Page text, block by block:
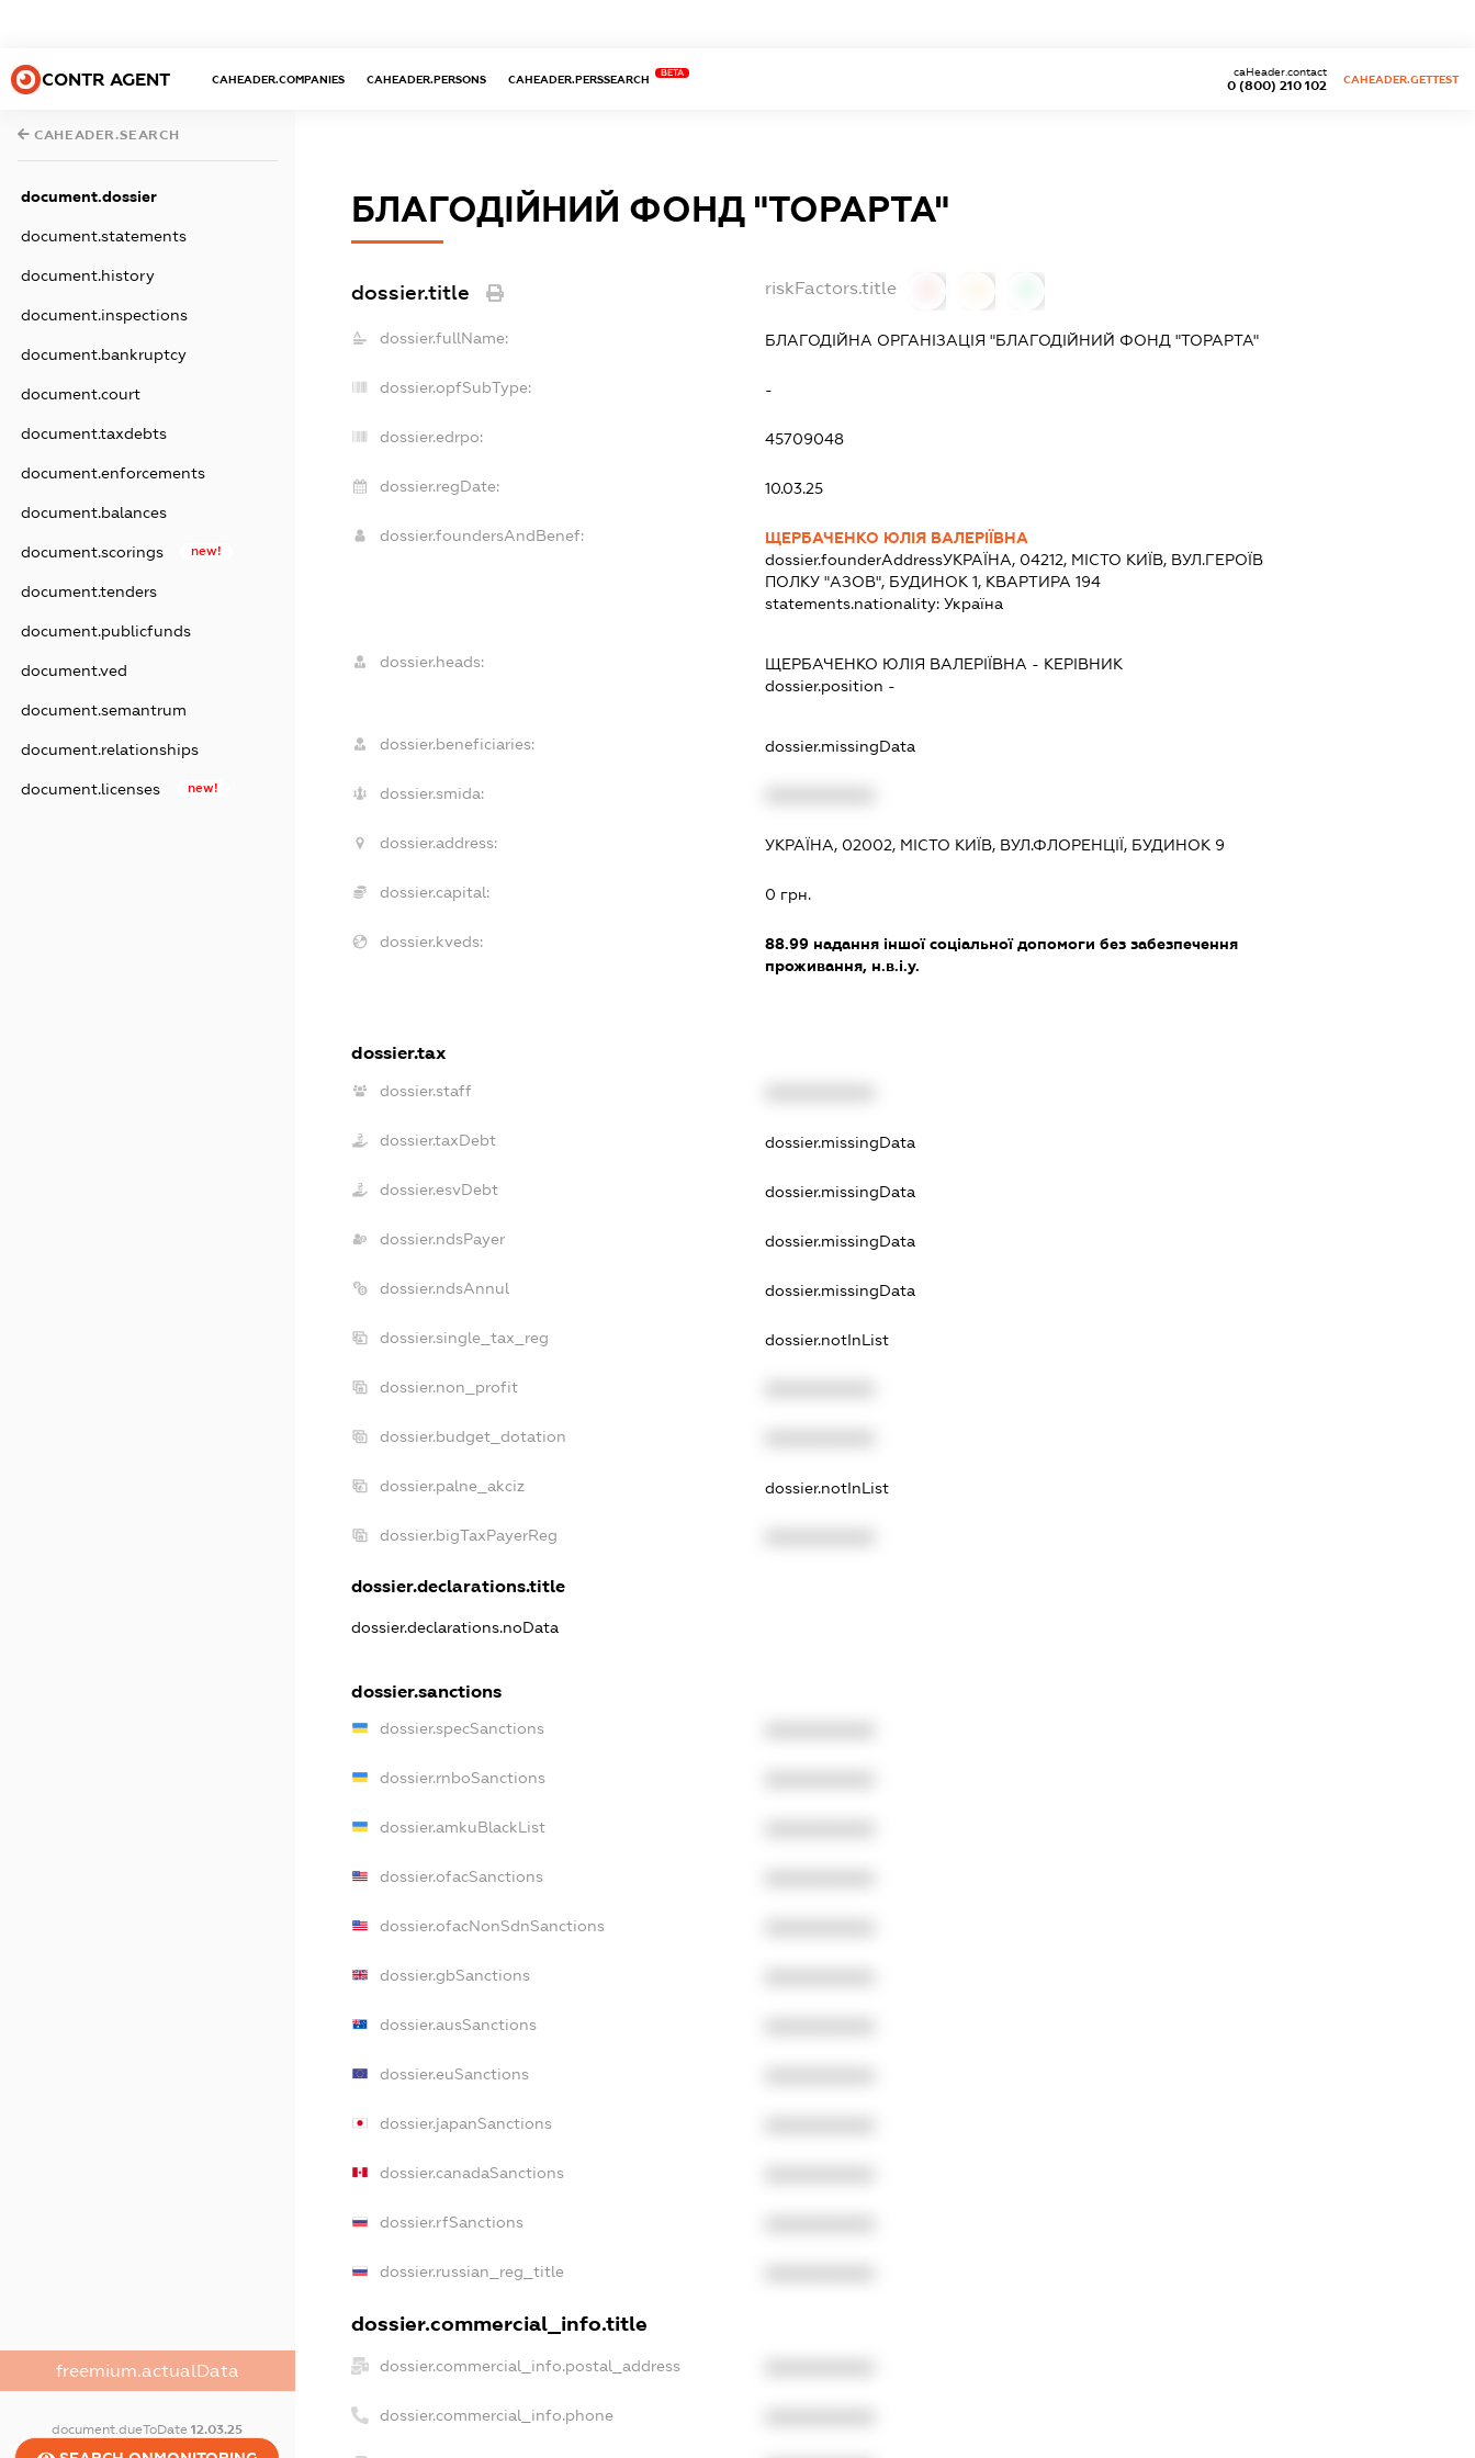
CONTR AGENT CAHEADER.COMPANIES CAHEADER.PERSONS CAHEADER.PERSSEARCH
BETA
0 (800) 210 102
caHeader.contact
CAHEADER.GETTEST
CAHEADER.SEARCH
document.dossier
document.statements
document.history
document.inspections
document.bankruptcy
document.court
document.taxdebts
document.enforcements
document.balances
document.scorings new!
document.tenders
document.publicfunds
document.ved
document.semantrum
document.relationships
document.licenses new!
freemium.actualData
document.dueToDate12.03.25
БЛАГОДІЙНИЙ ФОНД "ТОРАРТА"
dossier.title riskFactors.title
dossier.fullName: БЛАГОДІЙНА ОРГАНІЗАЦІЯ "БЛАГОДІЙНИЙ ФОНД "ТОРАРТА"
dossier.opfSubType: -
dossier.edrpo: 45709048
dossier.regDate: 10.03.25
dossier.foundersAndBenef:
ЩЕРБАЧЕНКО ЮЛІЯ ВАЛЕРІЇВНА
dossier.founderAddressУКРАЇНА, 04212, МІСТО КИЇВ, ВУЛ.ГЕРОЇВ
ПОЛКУ "АЗОВ", БУДИНОК 1, КВАРТИРА 194
statements.nationality:Україна
dossier.heads: ЩЕРБАЧЕНКО ЮЛІЯ ВАЛЕРІЇВНА - КЕРІВНИК
dossier.position -
dossier.beneficiaries: dossier.missingData
dossier.smida:
dossier.address: УКРАЇНА, 02002, МІСТО КИЇВ, ВУЛ.ФЛОРЕНЦІЇ, БУДИНОК 9
dossier.capital: 0 грн.
dossier.kveds: 88.99 надання іншої соціальної допомоги без забезпечення
проживання, н.в.і.у.
dossier.tax
dossier.staff
dossier.taxDebt dossier.missingData
dossier.esvDebt dossier.missingData
dossier.ndsPayer dossier.missingData
dossier.ndsAnnul dossier.missingData
dossier.single_tax_reg dossier.notInList
dossier.non_profit
dossier.budget_dotation
dossier.palne_akciz dossier.notInList
dossier.bigTaxPayerReg
dossier.declarations.title
dossier.declarations.noData
dossier.sanctions
dossier.specSanctions
dossier.rnboSanctions
dossier.amkuBlackList
dossier.ofacSanctions
dossier.ofacNonSdnSanctions
dossier.gbSanctions
dossier.ausSanctions
dossier.euSanctions
dossier.japanSanctions
dossier.canadaSanctions
dossier.rfSanctions
dossier.russian_reg_title
dossier.commercial_info.title
dossier.commercial_info.postal_address
dossier.commercial_info.phone